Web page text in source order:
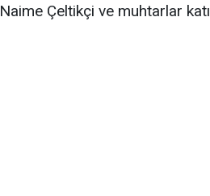
Çeltikçi ve muhtarlar katı